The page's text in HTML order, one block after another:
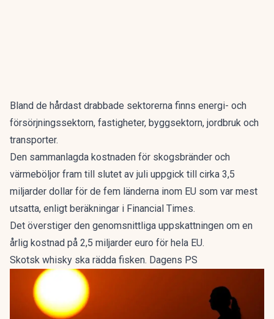
Bland de hårdast drabbade sektorerna finns energi- och
försörjningssektorn, fastigheter, byggsektorn, jordbruk och
transporter.
Den sammanlagda kostnaden för skogsbränder och
värmeböljor fram till slutet av juli uppgick till cirka 3,5
miljarder dollar för de fem länderna inom EU som var mest
utsatta, enligt beräkningar i Financial Times.
Det överstiger den genomsnittliga uppskattningen om en
årlig kostnad på 2,5 miljarder euro för hela EU.
Skotsk whisky ska rädda fisken. Dagens PS